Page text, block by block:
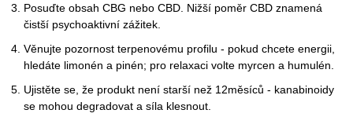
Posuďte obsah CBG nebo CBD. Nižší poměr CBD znamená
čistší psychoaktivní zážitek.
Věnujte pozornost terpenovému profilu - pokud chcete energii,
hledáte limonén a pinén; pro relaxaci volte myrcen a humulén.
Ujistěte se, že produkt není starší než 12měsíců - kanabinoidy
se mohou degradovat a síla klesnout.